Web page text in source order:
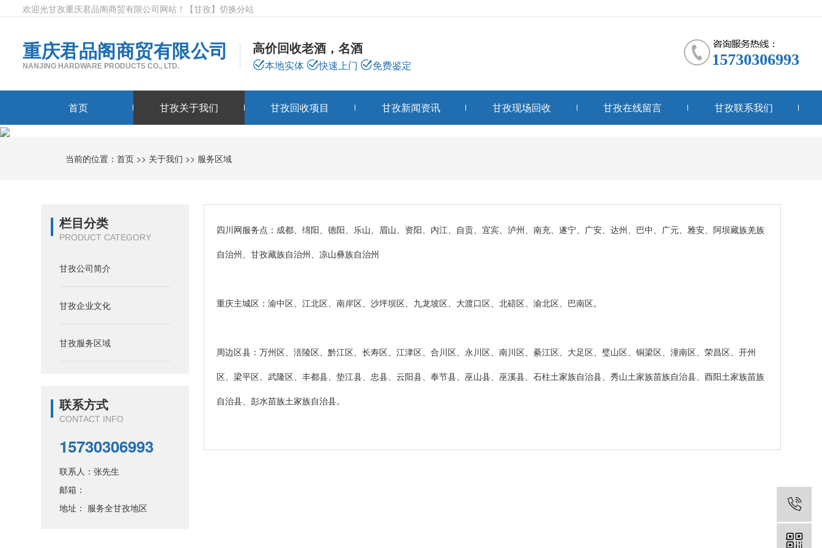
欢迎光甘孜重庆君品阁商贸有限公司网站！ 【甘孜】 切换分站
重庆君品阁商贸有限公司
NANJING HARDWARE PRODUCTS CO., LTD.
高价回收老酒，名酒
本地实体 快速上门 免费鉴定 15730306993
首页 甘孜关于我们 甘孜回收项目 甘孜新闻资讯 甘孜现场回收 甘孜在线留言 甘孜联系我们
当前的位置：首页 >> 关于我们 >> 服务区域
栏目分类
PRODUCT CATEGORY
甘孜公司简介
甘孜企业文化
甘孜服务区域
联系方式
CONTACT INFO
15730306993
联系人：张先生
邮箱：
地址： 服务全甘孜地区
四川网服务点：成都、绵阳、德阳、乐山、眉山、资阳、内江、自贡、宜宾、泸州、南充、遂宁、广安、达州、巴中、广元、雅安、阿坝藏族羌族
自治州、甘孜藏族自治州、凉山彝族自治州
重庆主城区：渝中区、江北区、南岸区、沙坪坝区、九龙坡区、大渡口区、北碚区、渝北区、巴南区。
周边区县：万州区、涪陵区、黔江区、长寿区、江津区、合川区、永川区、南川区、綦江区、大足区、璧山区、铜梁区、潼南区、荣昌区、开州
区、梁平区、武隆区、丰都县、垫江县、忠县、云阳县、奉节县、巫山县、巫溪县、石柱土家族自治县、秀山土家族苗族自治县、酉阳土家族苗族
自治县、彭水苗族土家族自治县。